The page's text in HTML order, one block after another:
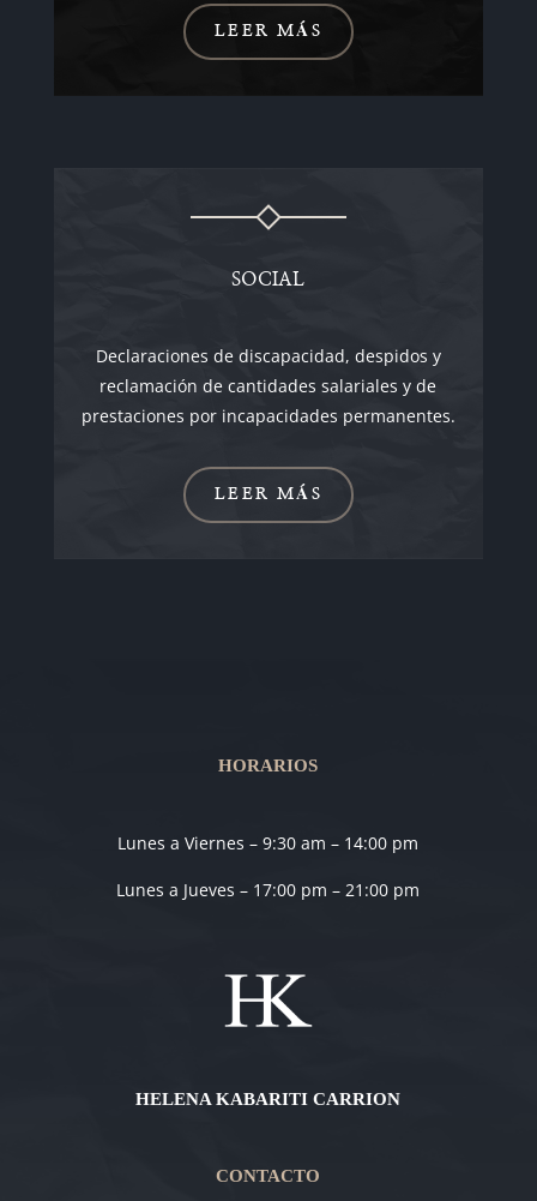
LEER MÁS
SOCIAL
Declaraciones de discapacidad, despidos y
reclamación de cantidades salariales y de
prestaciones por incapacidades permanentes.
LEER MÁS
HORARIOS
Lunes a Viernes – 9:30 am – 14:00 pm
Lunes a Jueves – 17:00 pm – 21:00 pm
HELENA KABARITI CARRION
CONTACTO